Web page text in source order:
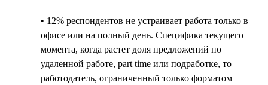
• 12% респондентов не устраивает работа только в
офисе или на полный день. Специфика текущего
момента, когда растет доля предложений по
удаленной работе, part time или подработке, то
работодатель, ограниченный только форматом